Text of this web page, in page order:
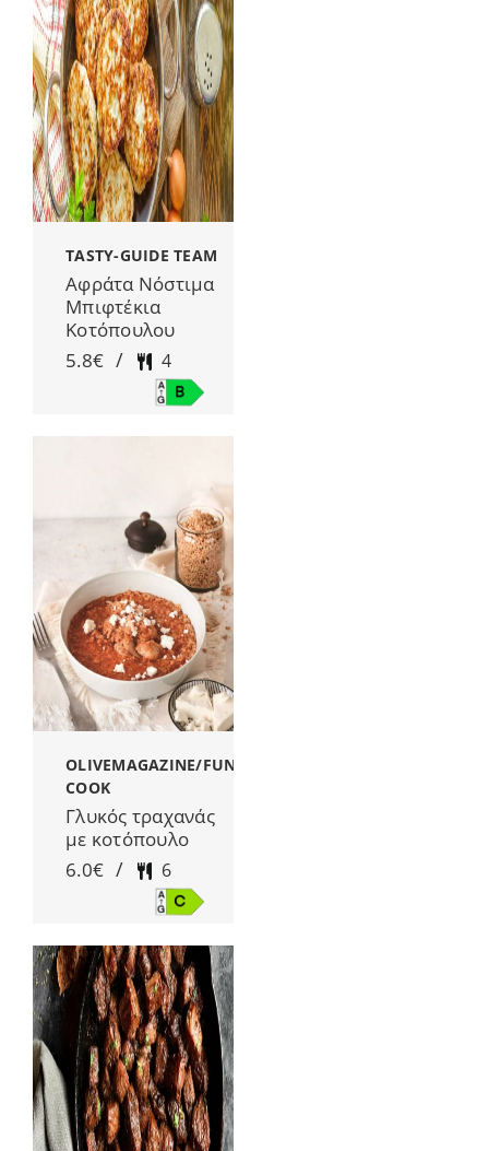
TASTY-GUIDE TEAM
Αφράτα Νόστιμα
Μπιφτέκια
Κοτόπουλου
5.8€ / 4
OLIVEMAGAZINE/FUNKY
COOK
Γλυκός τραχανάς
με κοτόπουλο
6.0€ / 6